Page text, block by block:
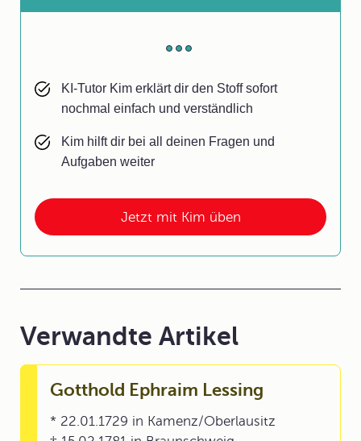
Jetzt mit Kim üben
KI-Tutor Kim erklärt dir den Stoff sofort
nochmal einfach und verständlich
Kim hilft dir bei all deinen Fragen und
Aufgaben weiter
Verwandte Artikel
Gotthold Ephraim Lessing
* 22.01.1729 in Kamenz/Oberlausitz